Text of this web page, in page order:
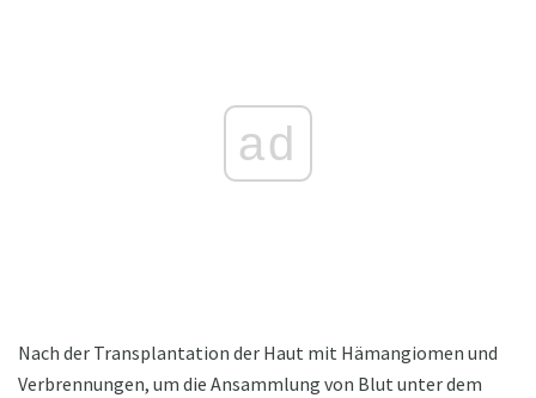
ad
Nach der Transplantation der Haut mit Hämangiomen und
Verbrennungen, um die Ansammlung von Blut unter dem